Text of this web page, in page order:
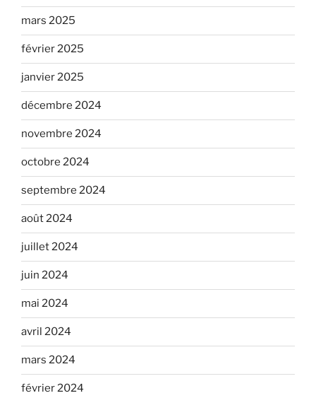
mars 2025
février 2025
janvier 2025
décembre 2024
novembre 2024
octobre 2024
septembre 2024
août 2024
juillet 2024
juin 2024
mai 2024
avril 2024
mars 2024
février 2024